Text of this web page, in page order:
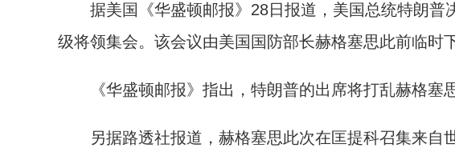
据美国《华盛顿邮报》28日报道，美国总统特朗普
级将领集会。该会议由美国国防部长赫格塞思此前临时
《华盛顿邮报》指出，特朗普的出席将打乱赫格塞思
另据路透社报道，赫格塞思此次在匡提科召集来自